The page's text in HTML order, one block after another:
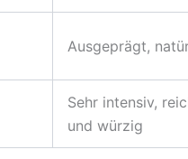
Ausgeprägt,
Sehr intensiv,
und würzig